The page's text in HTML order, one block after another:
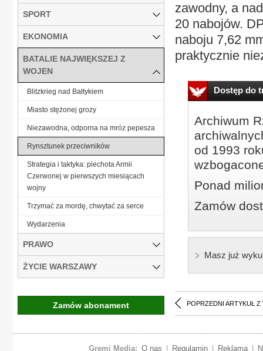
zawodny, a
20 nabojów.
naboju 7,62
praktycznie
Dostęp do
Archiwum
od 1993
Ponad
Zamów
Masz już
POPRZEDNI ARTYKUŁ Z
SPORT
EKONOMIA
BATALIE NAJWIĘKSZEJ Z
WOJEN
Blitzkrieg nad Bałtykiem
Miasto stężonej grozy
Niezawodna, odporna na mróz pepesza
Rynsztunek przeciwników
Strategia i taktyka: piechota Armii
Czerwonej w pierwszych miesiącach
wojny
Trzymać za mordę, chwytać za serce
Wydarzenia
PRAWO
ŻYCIE WARSZAWY
Zamów abonament
Gremi Media: O nas Regulamin Reklama